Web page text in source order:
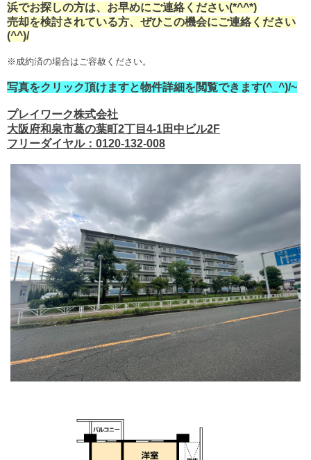
浜でお探しの方は、お早めにご連絡ください(*^^*)
売却を検討されている方、ぜひこの機会にご連絡ください
(^^)/
※成約済の場合はご容赦ください。
写真をクリック頂けますと物件詳細を閲覧できます(^_^)/~
プレイワーク株式会社
大阪府和泉市葛の葉町2丁目4-1田中ビル2F
フリーダイヤル：0120-132-008